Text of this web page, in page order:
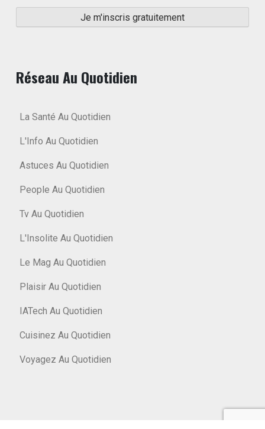
Réseau Au Quotidien
La Santé Au Quotidien
L'Info Au Quotidien
Astuces Au Quotidien
People Au Quotidien
Tv Au Quotidien
L'Insolite Au Quotidien
Le Mag Au Quotidien
Plaisir Au Quotidien
IATech Au Quotidien
Cuisinez Au Quotidien
Voyagez Au Quotidien